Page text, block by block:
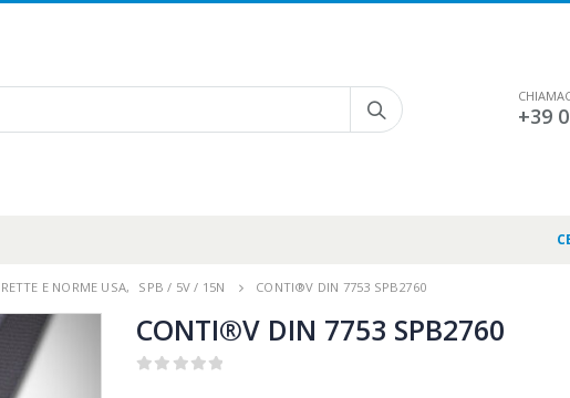
+39
E NORME USA, SPB / 5V / 15N CONTI®V DIN 7753 SPB2760
CONTI®V DIN 7753 SPB2760